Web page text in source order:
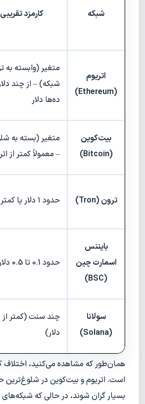
شبکه کارمزد تقریبی
اتریوم
(Ethereum)
متغیر (وابسته به
شبکه) – از چند
ده‌ها دلار
بیت‌کوین
(Bitcoin)
متغیر (بسته به
– معمولاً کمتر از
ترون (Tron) حدود ۱ دلار یا کمتر
بایننس
اسمارت چین
(BSC)
حدود 0.1 تا 0.5 دلار
سولانا
(Solana)
دلار)
همان‌طور که مشاهده می‌کنید، اختلاف
است. اتریوم و بیت‌کوین در شلوغ‌ترین
بسیار گران شوند، در حالی که شبکه‌های